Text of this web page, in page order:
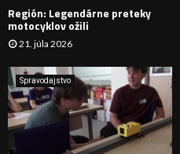
Región: Legendárne preteky
motocyklov ožili
21. júla 2026
Spravodajstvo